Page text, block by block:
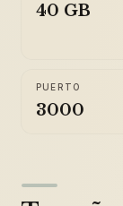
40 GB
PUERTO
3000